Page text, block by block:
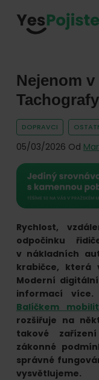
všech
druhů
od
hlavních
pojišťoven
na
trhu.
nejlevnější
pojištění
online.
Nejenom
DOPRAVCI
05/03/2026 Od
Rychlost,
odpočinku
v nákladních
krabičce, která
Moderní
informací
Balíčkem
rozšiřuje na
takové
zákonné
správné
vysvětlujeme.